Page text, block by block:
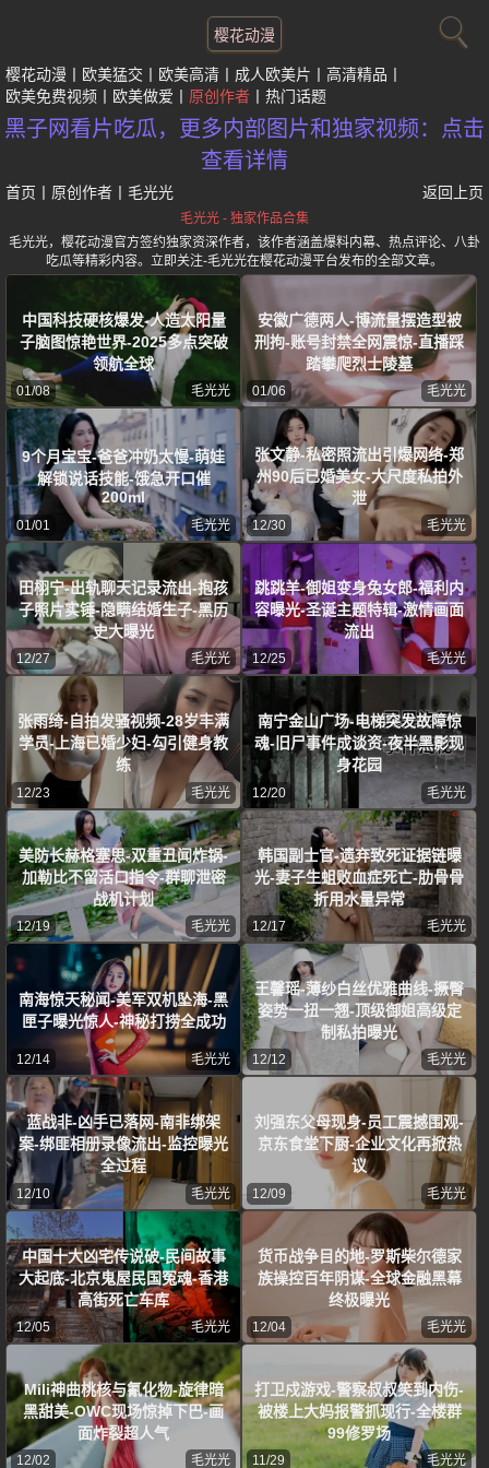
樱花动漫
樱花动漫 欧美猛交 欧美高清 成人欧美片
高清精品
欧美免费视频
欧美做爱 原创作者 热门话题
黑子网看片吃瓜，更多内部图片和独家视频：点击
查看详情
首页 原创作者 毛光光 返回上页
毛光光 - 独家作品合集
毛光光，樱花动漫官方签约独家资深作者，该作者涵盖爆料内幕、热点评论、八卦
吃瓜等精彩内容。立即关注-毛光光在樱花动漫平台发布的全部文章。
中国科技硬核爆发-人造太阳量
子脑图惊艳世界-2025多点突破
领航全球
01/08 毛光光
安徽广德两人-博流量摆造型被
刑拘-账号封禁全网震惊-直播踩
踏攀爬烈士陵墓
01/06 毛光光
9个月宝宝-爸爸冲奶太慢-萌娃
解锁说话技能-饿急开口催
200ml
01/01 毛光光
张文静-私密照流出引爆网络-郑
州90后已婚美女-大尺度私拍外
泄
12/30 毛光光
田栩宁-出轨聊天记录流出-抱孩
子照片实锤-隐瞒结婚生子-黑历
史大曝光
12/27 毛光光
跳跳羊-御姐变身兔女郎-福利内
容曝光-圣诞主题特辑-激情画面
流出
12/25 毛光光
张雨绮-自拍发骚视频-28岁丰满
学员-上海已婚少妇-勾引健身教
练
12/23 毛光光
南宁金山广场-电梯突发故障惊
魂-旧尸事件成谈资-夜半黑影现
身花园
12/20 毛光光
美防长赫格塞思-双重丑闻炸锅-
加勒比不留活口指令-群聊泄密
战机计划
12/19 毛光光
韩国副士官-遗弃致死证据链曝
光-妻子生蛆败血症死亡-肋骨骨
折用水量异常
12/17 毛光光
南海惊天秘闻-美军双机坠海-黑
匣子曝光惊人-神秘打捞全成功
12/14 毛光光
王馨瑶-薄纱白丝优雅曲线-撅臀
姿势一扭一翘-顶级御姐高级定
制私拍曝光
12/12 毛光光
蓝战非-凶手已落网-南非绑架
案-绑匪相册录像流出-监控曝光
全过程
12/10 毛光光
刘强东父母现身-员工震撼围观-
京东食堂下厨-企业文化再掀热
议
12/09 毛光光
中国十大凶宅传说破-民间故事
大起底-北京鬼屋民国冤魂-香港
高街死亡车库
12/05 毛光光
货币战争目的地-罗斯柴尔德家
族操控百年阴谋-全球金融黑幕
终极曝光
12/04 毛光光
Mili神曲桃核与氰化物-旋律暗
黑甜美-OWC现场惊掉下巴-画
面炸裂超人气
12/02 毛光光
打卫戍游戏-警察叔叔笑到内伤-
被楼上大妈报警抓现行-全楼群
99修罗场
11/29 毛光光